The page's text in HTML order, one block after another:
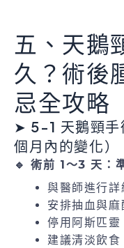
五、天鵝
久？術後
忌全攻略
➤ 5-1 天鵝頸手
個月內的變化）
🔹 術前 1～3 天：
與醫師進行詳
安排抽血與麻
停用阿斯匹靈
建議清淡飲